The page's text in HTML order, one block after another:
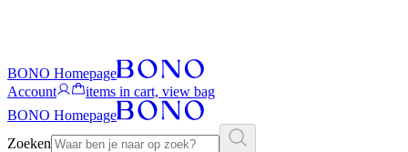
BONO Homepage
Account
items in cart, view bag
BONO Homepage
Zoeken